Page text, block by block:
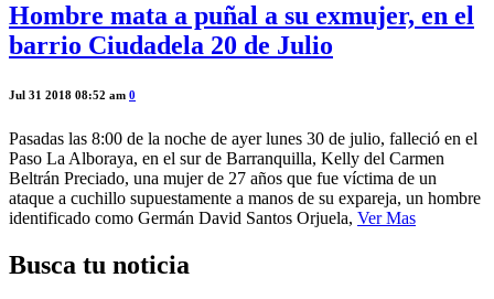
Hombre mata a puñal a su exmujer, en el
barrio Ciudadela 20 de Julio
Jul 31 2018 08:52 am 0
Pasadas las 8:00 de la noche de ayer lunes 30 de julio, falleció en el
Paso La Alboraya, en el sur de Barranquilla, Kelly del Carmen
Beltrán Preciado, una mujer de 27 años que fue víctima de un
ataque a cuchillo supuestamente a manos de su expareja, un hombre
identificado como Germán David Santos Orjuela, Ver Mas
Busca tu noticia